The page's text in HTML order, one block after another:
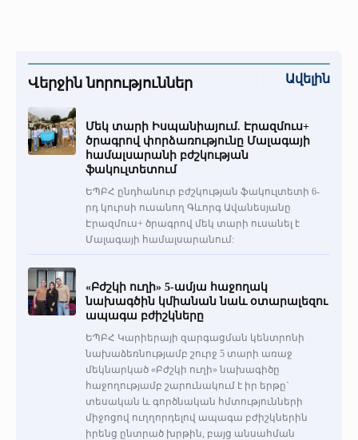
Վերջին նորություններ Ավելին
Մեկ տարի Իսպանիայում. Էրազմուս+
ծրագրով փորձառությունը Մալագայի
համալսարանի բժշկության
ֆակուլտետում
ԵՊԲՀ ընդհանուր բժշկության ֆակուլտետի 6-
րդ կուրսի ուսանող Գևորգ Ավանեսյանը
Էրազմուս+ ծրագրով մեկ տարի ուսանել է
Մալագայի համալսարանում:
«Բժշկի ուղի» 5-ամյա հաջողակ
նախագծին կմիանան նաև օտարալեզու
ապագա բժիշկները
ԵՊԲՀ Կարիերայի զարգացման կենտրոնի
նախաձեռնությամբ շուրջ 5 տարի առաջ
մեկնարկած «Բժշկի ուղի» նախագիծը
հաջողությամբ շարունակում է իր երթը`
տեսական և գործնական հմտությունների
միջոցով ուղղորդելով ապագա բժիշկներին
իրենց ընտրած խրթին, բայց անսահման